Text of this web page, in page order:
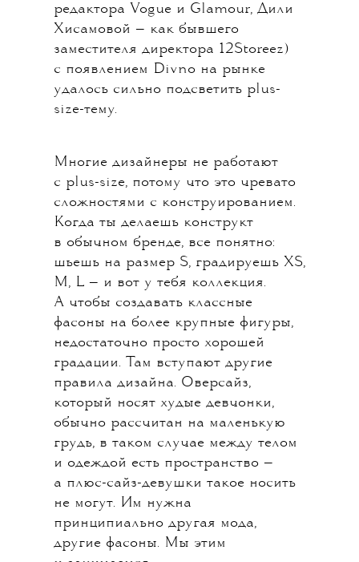
редактора Vogue и Glamour, Дили
Хисамовой — как бывшего
заместителя директора 12Storeez)
с появлением Divno на рынке
удалось сильно подсветить plus-
size-тему.
Многие дизайнеры не работают
с plus-size, потому что это чревато
сложностями с конструированием.
Когда ты делаешь конструкт
в обычном бренде, все понятно:
шьешь на размер S, градируешь XS,
M, L — и вот у тебя коллекция.
А чтобы создавать классные
фасоны на более крупные фигуры,
недостаточно просто хорошей
градации. Там вступают другие
правила дизайна. Оверсайз,
который носят худые девчонки,
обычно рассчитан на маленькую
грудь, в таком случае между телом
и одеждой есть пространство —
а плюс-сайз-девушки такое носить
не могут. Им нужна
принципиально другая мода,
другие фасоны. Мы этим